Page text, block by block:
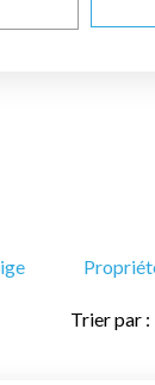
Trier par :